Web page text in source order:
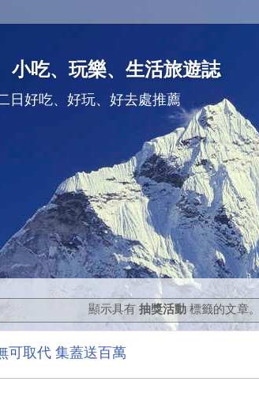
小吃、玩樂、生活旅遊誌
日好吃、好玩、好去處推薦
顯示具有抽獎活動 標籤的文章。
可取代 集蓋送百萬